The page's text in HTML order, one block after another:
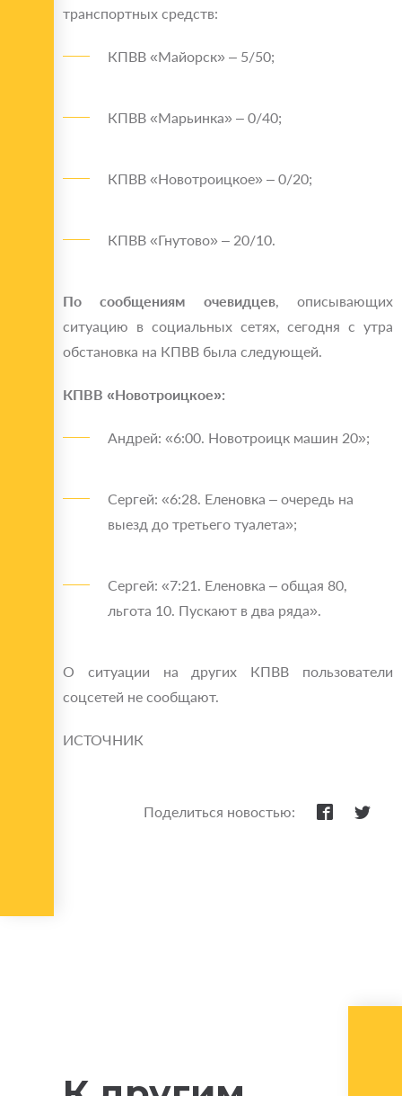
транспортных средств:
КПВВ «Майорск» – 5/50;
КПВВ «Марьинка» – 0/40;
КПВВ «Новотроицкое» – 0/20;
КПВВ «Гнутово» – 20/10.
По сообщениям очевидцев, описывающих
ситуацию в социальных сетях, сегодня с утра
обстановка на КПВВ была следующей.
КПВВ «Новотроицкое»:
Андрей: «6:00. Новотроицк машин 20»;
Сергей: «6:28. Еленовка – очередь на
выезд до третьего туалета»;
Сергей: «7:21. Еленовка – общая 80,
льгота 10. Пускают в два ряда».
О ситуации на других КПВВ пользователи
соцсетей не сообщают.
ИСТОЧНИК
Поделиться новостью: